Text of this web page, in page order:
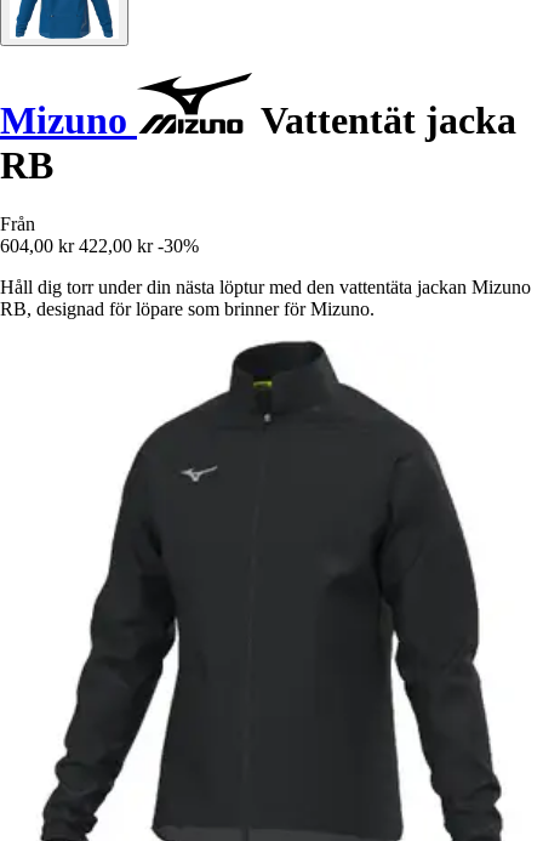
Mizuno
Vattentät jacka
RB
Från
604,00 kr 422,00 kr -30%
Håll dig torr under din nästa löptur med den vattentäta jackan Mizuno
RB, designad för löpare som brinner för Mizuno.